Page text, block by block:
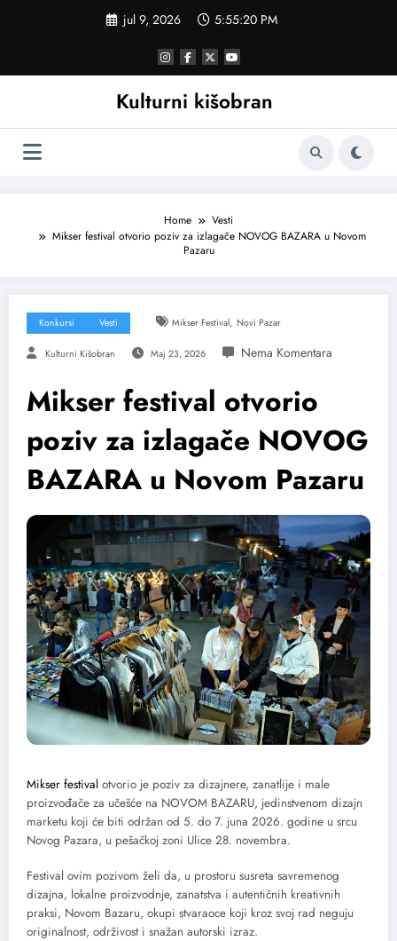
jul 9, 2026 5:55:21 PM
Kulturni kišobran
Home
Vesti
Mikser festival otvorio poziv za izlagače NOVOG BAZARA u Novom
Pazaru
Konkursi Vesti Mikser Festival, Novi Pazar
Kulturni Kišobran Maj 23, 2026
Mikser festival otvorio
poziv za izlagače NOVOG
BAZARA u Novom Pazaru
Mikser festival otvorio je poziv za dizajnere, zanatlije i male
proizvođače za učešće na NOVOM BAZARU, jedinstvenom dizajn
marketu koji će biti održan od 5. do 7. juna 2026. godine u srcu
Novog Pazara, u pešačkoj zoni Ulice 28. novembra.
Festival ovim pozivom želi da, u prostoru susreta savremenog
dizajna, lokalne proizvodnje, zanatstva i autentičnih kreativnih
praksi, Novom Bazaru, okupi stvaraoce koji kroz svoj rad neguju
originalnost, održivost i snažan autorski izraz.